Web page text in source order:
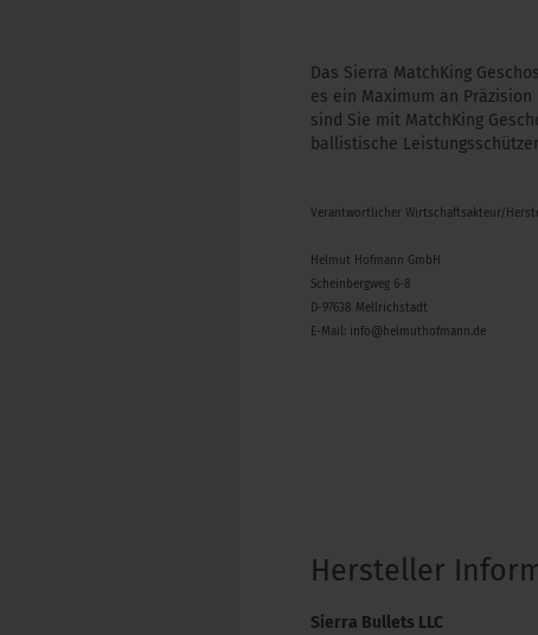
Das Sierra MatchKing
es ein Maximum an
sind Sie mit MatchKing
ballistische
Verantwortlicher Wirtschaftsakteur/
Helmut Hofmann GmbH
Scheinbergweg 6-8
D-97638 Mellrichstadt
E-Mail: info@helmuthofmann.de
Hersteller
Sierra Bullets LLC